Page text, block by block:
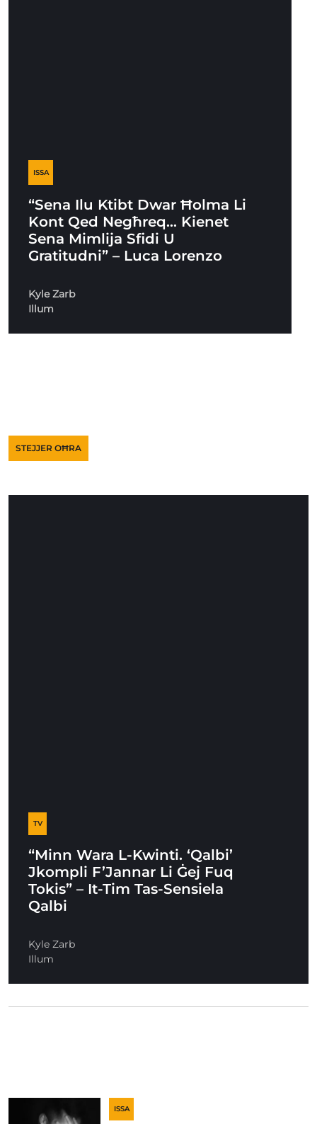
ISSA
“Sena Ilu Ktibt Dwar Ħolma Li
Kont Qed Negħreq… Kienet
Sena Mimlija Sfidi U
Gratitudni” – Luca Lorenzo
Kyle Zarb
Illum
STEJJER OĦRA
TV
“Minn Wara L-Kwinti. ‘Qalbi’
Jkompli F’Jannar Li Ġej Fuq
Tokis” – It-Tim Tas-Sensiela
Qalbi
Kyle Zarb
Illum
ISSA